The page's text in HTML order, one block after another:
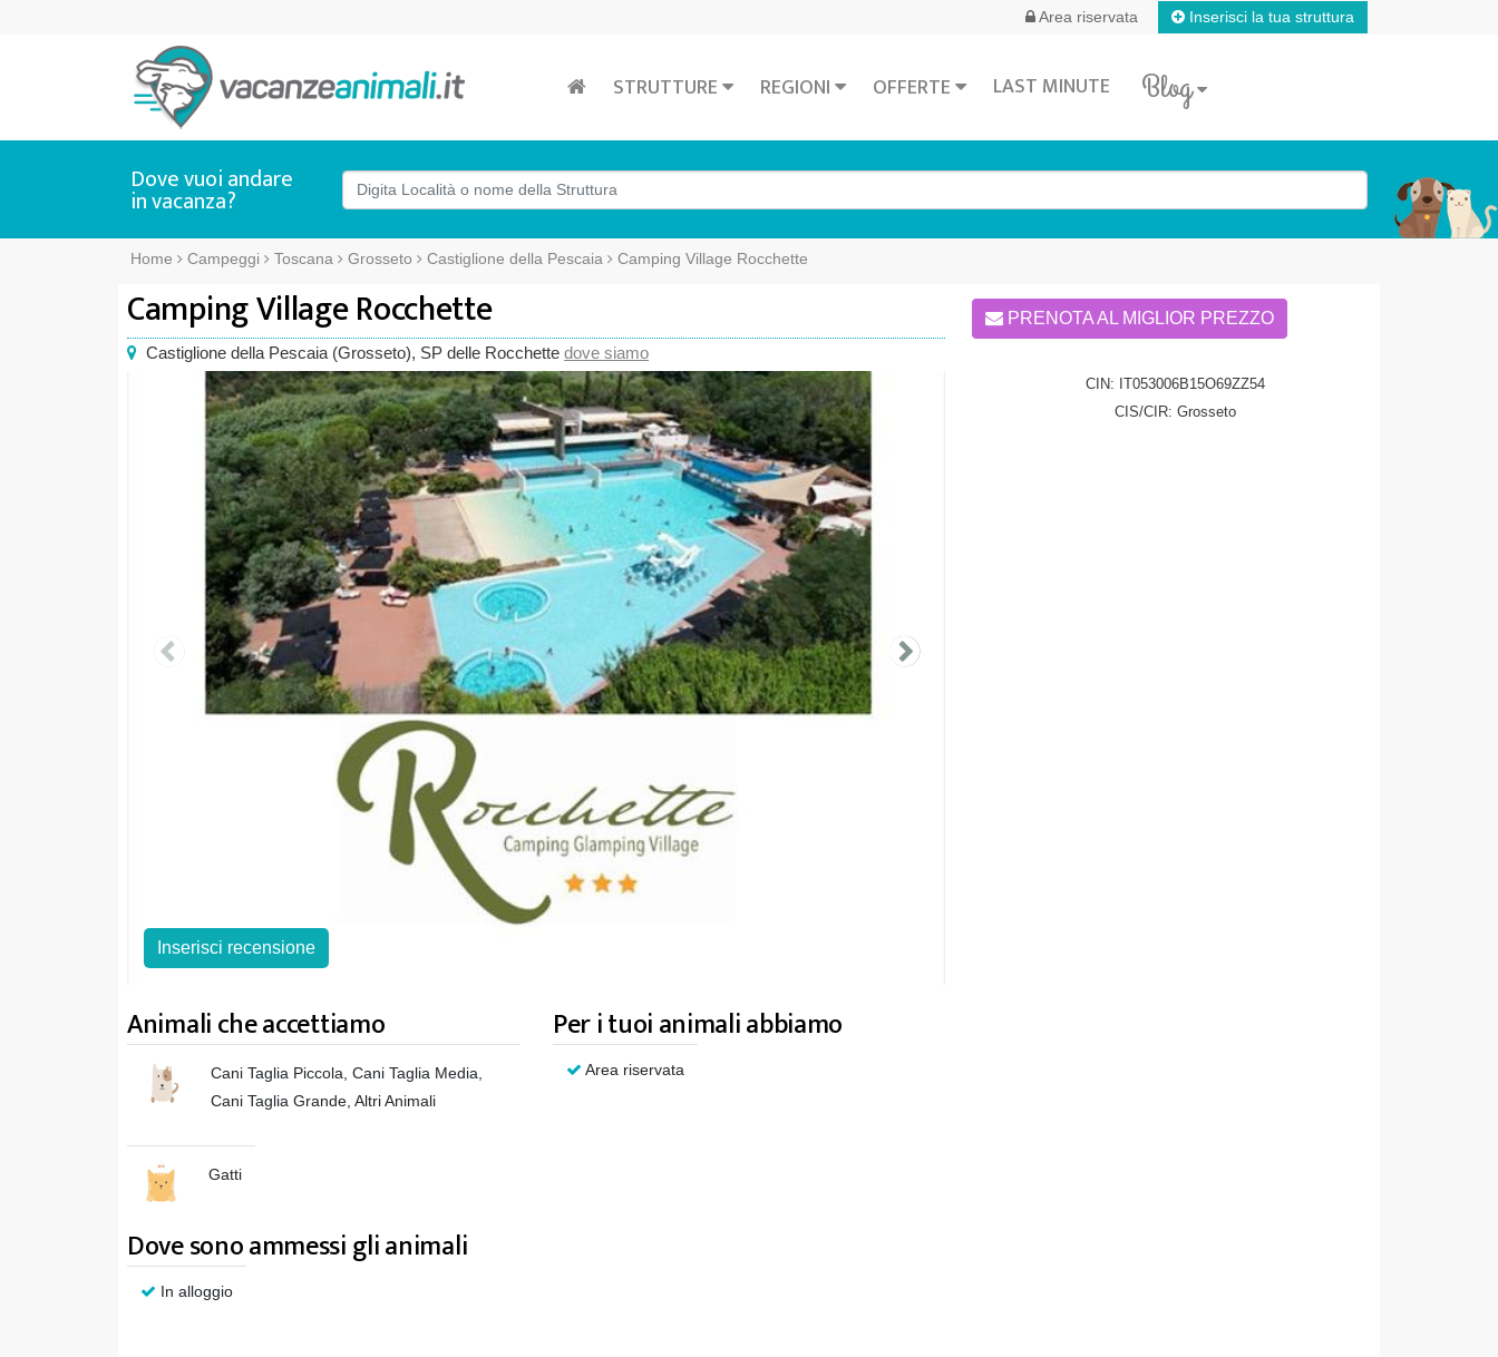
Area riservata Inserisci la tua struttura
STRUTTURE REGIONI OFFERTE LAST MINUTE Blog
Dove vuoi andare
in vacanza?
Home Campeggi Toscana Grosseto Castiglione della Pescaia Camping Village Rocchette
Camping Village Rocchette
Castiglione della Pescaia (Grosseto), SP delle Rocchette dove siamo
Inserisci recensione
Animali che accettiamo
Cani Taglia Piccola, Cani Taglia Media,
Cani Taglia Grande, Altri Animali
Gatti
Per i tuoi animali abbiamo
Area riservata
Dove sono ammessi gli animali
In alloggio
PRENOTA AL MIGLIOR PREZZO
CIN: IT053006B15O69ZZ54
CIS/CIR: Grosseto